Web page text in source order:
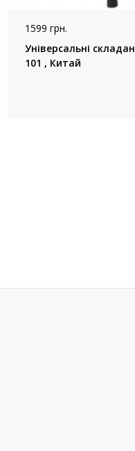
1599 грн.
Універсальні
101 , Китай